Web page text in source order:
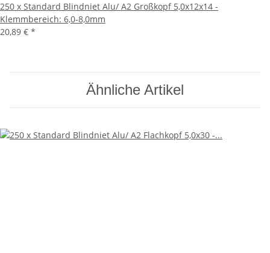
250 x Standard Blindniet Alu/ A2 Großkopf 5,0x12x14 -
Klemmbereich: 6,0-8,0mm
20,89 € *
Ähnliche Artikel